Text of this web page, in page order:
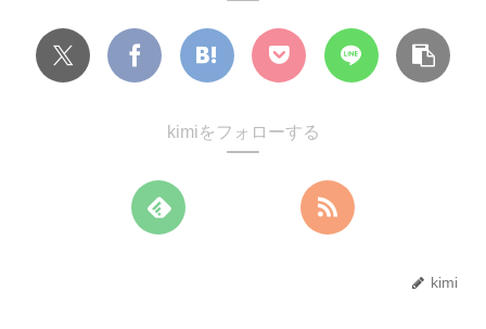
kimiをフォローする
kimi